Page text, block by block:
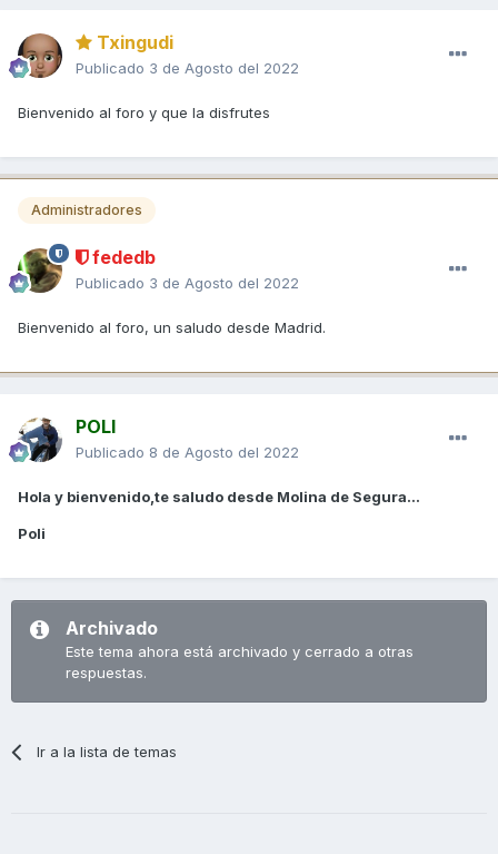
Txingudi
Publicado 3 de Agosto del 2022
Bienvenido al foro y que la disfrutes
Administradores
fededb
Publicado 3 de Agosto del 2022
Bienvenido al foro, un saludo desde Madrid.
POLI
Publicado 8 de Agosto del 2022
Hola y bienvenido,te saludo desde Molina de Segura...
Poli
Archivado
Este tema ahora está archivado y cerrado a otras
respuestas.
Ir a la lista de temas